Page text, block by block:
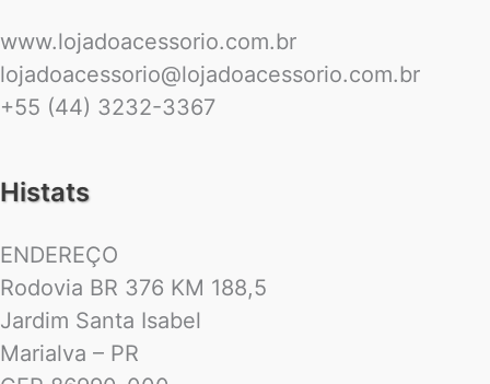
www.lojadoacessorio.com.br
lojadoacessorio@lojadoacessorio.com.br
+55 (44) 3232-3367
Histats
ENDEREÇO
Rodovia BR 376 KM 188,5
Jardim Santa Isabel
Marialva – PR